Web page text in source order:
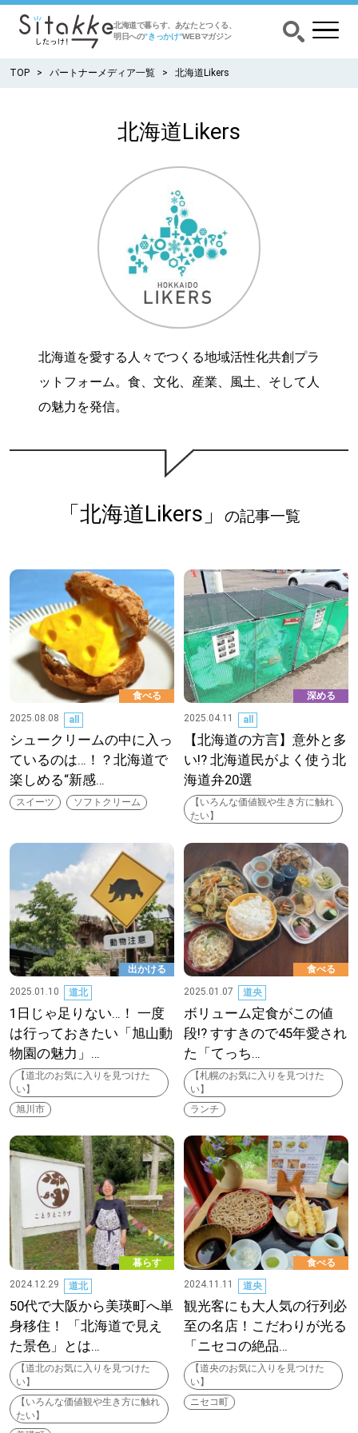
北海道で暮らす、あなたとつくる、
明日への”きっかけ”WEBマガジン
北海道で暮らす、あなたとつくる、
明日への”きっかけ”WEBマガジン
育む
深める
札幌
道北
道東
道央
KEYWORD キーワード
Sitakke編集部あい
【いろんな価値観や生き方に触れたい】
Sitakke編集部 IKU 【まったり楽しみたい】
【暮らしの知恵を身につけたい】 札幌市
【札幌のお気に入りを見つけたい】
【道央のお気に入りを見つけたい】
【道北のお気に入りを見つけたい】
【道東のお気に入りを見つけたい】
TOP パートナーメディア一覧 北海道Likers
北海道Likers
北海道を愛する人々でつくる地域活性化共創プラ
ットフォーム。食、文化、産業、風土、そして人
の魅力を発信。
「北海道Likers」 の記事一覧
食べる
2025.08.08
all
シュークリームの中に入っ
ているのは…！？北海道で
楽しめる“新感…
スイーツ ソフトクリーム
深める
2025.04.11
all
【北海道の方言】意外と多
い!? 北海道民がよく使う北
海道弁20選
【いろんな価値観や生き方に触れ
たい】
出かける
2025.01.10
道北
1日じゃ足りない…！ 一度
は行っておきたい「旭山動
物園の魅力」…
【道北のお気に入りを見つけた
い】
旭川市
食べる
2025.01.07
道央
ボリューム定食がこの値
段!? すすきので45年愛され
た「てっち…
【札幌のお気に入りを見つけた
い】
ランチ
暮らす
2024.12.29
道北
50代で大阪から美瑛町へ単
身移住！ 「北海道で見え
た景色」とは…
【道北のお気に入りを見つけた
い】
【いろんな価値観や生き方に触れ
たい】
食べる
2024.11.11
道央
観光客にも大人気の行列必
至の名店！こだわりが光る
「ニセコの絶品…
【道央のお気に入りを見つけた
い】
ニセコ町